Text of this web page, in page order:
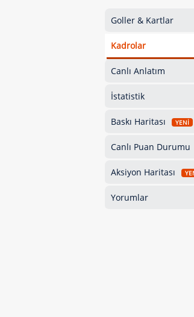
Goller & Kartlar
Kadrolar
Canlı Anlatım
İstatistik
Baskı Haritası YENİ
Canlı Puan Durumu
Aksiyon Haritası
Yorumlar